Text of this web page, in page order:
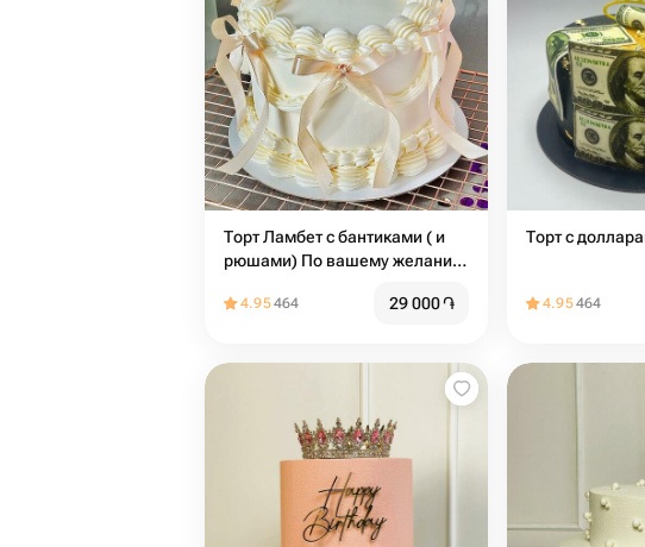
Торт Ламбет с бантиками ( и
рюшами) По вашему желанию
4.95464 29 000֏
Торт с
4.95464